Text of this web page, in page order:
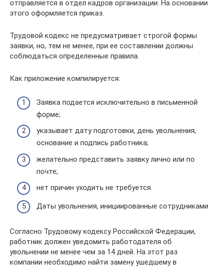
отправляется в отдел кадров организации. На основании
этого оформляется приказ.
Трудовой кодекс не предусматривает строгой формы
заявки, но, тем не менее, при ее составлении должны
соблюдаться определенные правила.
Как приложение компилируется:
Заявка подается исключительно в письменной
форме;
указывает дату подготовки, день увольнения,
основание и подпись работника;
желательно представить заявку лично или по
почте;
нет причин уходить не требуется.
Даты увольнения, инициированные сотрудниками
Согласно Трудовому кодексу Российской Федерации,
работник должен уведомить работодателя об
увольнении не менее чем за 14 дней. На этот раз
компании необходимо найти замену ушедшему в